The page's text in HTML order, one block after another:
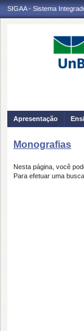
SIGAA - Sistema
Apresentação
Monografias
Nesta página, você
Para efetuar uma